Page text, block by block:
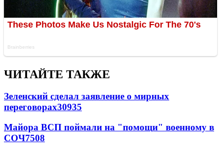
ЧИТАЙТЕ ТАКЖЕ
Зеленский сделал заявление о мирных
переговорах30935
Майора ВСП поймали на "помощи" военному в
СОЧ7508